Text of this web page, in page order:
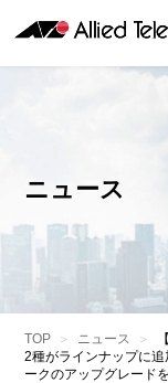
ニュース
TOP ニュース
2種がラインナップに
ークのアップグレード